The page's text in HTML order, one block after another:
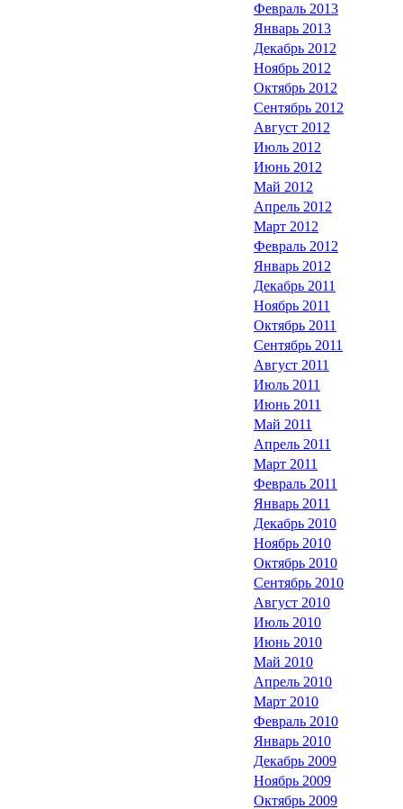
Февраль 2013
Январь 2013
Декабрь 2012
Ноябрь 2012
Октябрь 2012
Сентябрь 2012
Август 2012
Июль 2012
Июнь 2012
Май 2012
Апрель 2012
Март 2012
Февраль 2012
Январь 2012
Декабрь 2011
Ноябрь 2011
Октябрь 2011
Сентябрь 2011
Август 2011
Июль 2011
Июнь 2011
Май 2011
Апрель 2011
Март 2011
Февраль 2011
Январь 2011
Декабрь 2010
Ноябрь 2010
Октябрь 2010
Сентябрь 2010
Август 2010
Июль 2010
Июнь 2010
Май 2010
Апрель 2010
Март 2010
Февраль 2010
Январь 2010
Декабрь 2009
Ноябрь 2009
Октябрь 2009